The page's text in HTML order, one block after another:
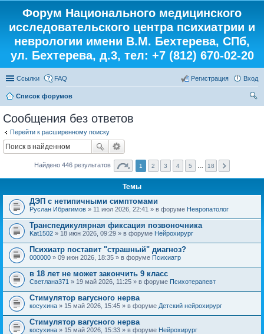
Форум Национального медицинского
исследовательского центра психиатрии и
неврологии имени В.М. Бехтерева, СПб,
ул. Бехтерева, д.3, тел: +7 (812) 670-02-20
Ссылки FAQ Вход
Регистрация
Список форумов
Сообщения без ответов
Перейти к расширенному поиску
Найдено 446 результатов 1 2 3 4 5 18
Темы
ДЭП с нетипичными симптомами
Руслан Ибрагимов » 11 июл 2026, 22:41 » в форуме Невропатолог
Транспедикулярная фиксация позвоночника
Kat1502 » 18 июн 2026, 09:29 » в форуме Нейрохирург
Психиатр поставит "страшный" диагноз?
000000 » 09 июн 2026, 18:35 » в форуме Психиатр
в 18 лет не может закончить 9 класс
Светлана371 » 19 май 2026, 11:25 » в форуме Психотерапевт
Стимулятор вагусного нерва
косухина » 15 май 2026, 15:45 » в форуме Детский нейрохирург
Стимулятор вагусного нерва
косухина » 15 май 2026, 15:33 » в форуме Нейрохирург